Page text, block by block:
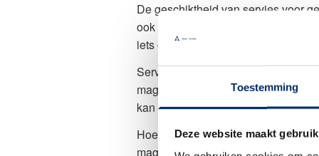
Toestemming
Deze website maakt
De geschiktheid van servies voor
ook de adviezen van de fabrikant,
iets ovenvast is. Bij Iittala is
Servies met metalen decoraties
magnetron, omdat dit vonken en
kan dus prima de magnetron in.
Hoewel aardewerk in de basis
magnetron. Dit bewijst